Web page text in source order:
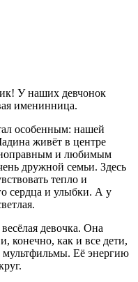
У наших девчонок
именинница.
особенным: нашей
живёт в центре
и любимым
дружной семьи. Здесь
тепло и
сердца и улыбки. А у
девочка. Она
конечно, как и все дети,
Её энергию